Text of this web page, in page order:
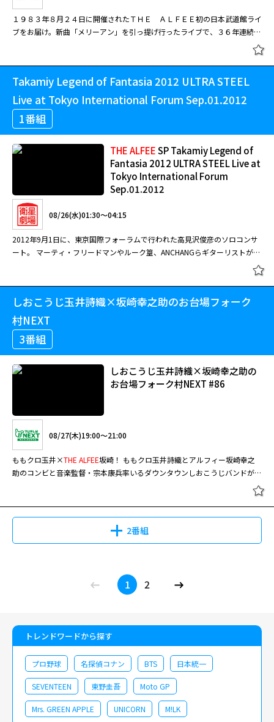
１９８３年８月２４日に開催されたＴＨＥ ＡＬＦＥＥ初の日本武道館ライ
ブをお届け。新曲「メリーアン」を引っ提げ行ったライブで、３６年連続武
道館ライブの皮切りとなった伝説的ライブ。ここからＴＨＥ ＡＬＦＥＥの
快進撃が始まった。メドレー含め全１４曲をオンエアー。 【楽曲】トラベ
ＮＧ／Ｍｕｓｉｃｉａｎ／メリーアン／メドレー（～ロックンロール・ナイ
トショー／～恋人になりたい／～暁のパラダイス・ロード／～Ａ．Ｄ．１９
９９）／ジェネレーション・ダイナマイト／Ｓｅｅ Ｙｏｕ Ａｇａｉｎ／
ＴＩＭＥ ＡＮＤ ＴＩＤＥ／ラジカル・ティーンエイジャー／夢よ急げ
Takamiy Legend of Fantasia 2012 ULTRA STEEL
Live at Tokyo International Forum Sep.01.2012
1番組
THEALFEESP Takamiy Legend of
Fantasia 2012 ULTRA STEEL Live at
Tokyo International Forum
Sep.01.2012
08/26(水)01:30～04:15
2012年9月1日に、東京国際フォーラムで行われた高見沢俊彦のソロコンサ
ート。 マーティ・フリードマンやルーク篁、ANCHANGらギターリストが集
Honeymoon 8.Blood of Eternal 9.まほろば2012 10.Kaleidoscope
11.Techno Glamorous ('59 LP Standard) 12.VAMPIRE~誘惑のBlood~ 13.夜
桜お七 14.エデンの君 15.Cherie 16.へびめたバケーション!～筋トレ編～ 17.
渚のシンドバッド 18.ウルトラセブンの歌 19.ULTRA STEEL 20.君だけを守り
たい 21.騒音おばさん VS 高音おじさん
しおこうじ玉井詩織×坂崎幸之助のお台場フォーク
村NEXT
3番組
しおこうじ玉井詩織×坂崎幸之助の
お台場フォーク村NEXT #86
08/27(木)19:00～21:00
ももクロ玉井×THE ALFEE坂崎！ ももクロ玉井詩織とアルフィー坂崎幸之
助のコンビと音楽監督・宗本康兵率いるダウンタウンしおこうじバンドが、
の坂崎幸之助によるコンビと音楽監督・宗
心に残る演奏劇をお届けします！
2番組
1 2
トレンドワードから探す
プロ野球 名探偵コナン BTS 日本統一
SEVENTEEN 東野圭吾 Moto GP
Mrs. GREEN APPLE UNICORN M!LK